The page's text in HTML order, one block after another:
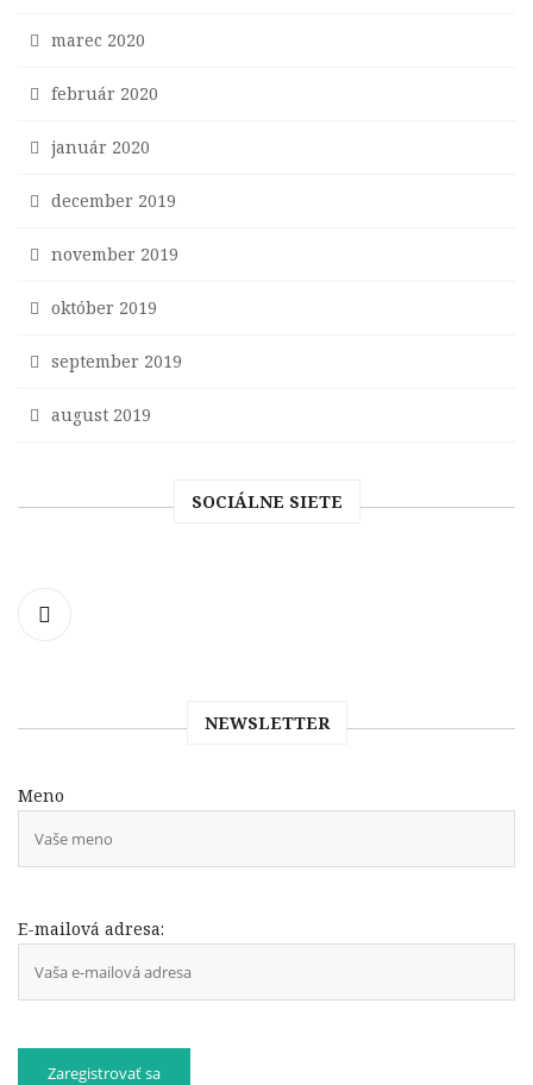
marec 2020
február 2020
január 2020
december 2019
november 2019
október 2019
september 2019
august 2019
SOCIÁLNE SIETE
NEWSLETTER
Meno
E-mailová adresa: